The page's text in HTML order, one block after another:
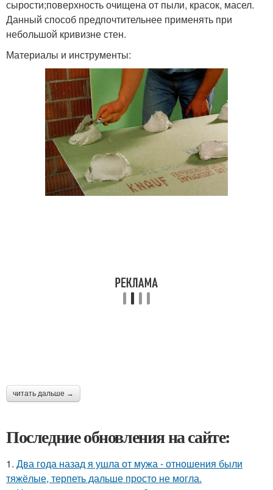
сырости;поверхность очищена от пыли, красок, масел.
Данный способ предпочтительнее применять при
небольшой кривизне стен.
Материалы и инструменты:
читать дальше →
Последние обновления на сайте:
1. Два года назад я ушла от мужа - отношения были
тяжёлые, терпеть дальше просто не могла.